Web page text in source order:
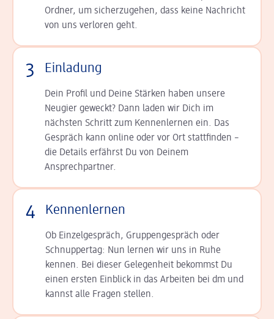
Ordner, um sicherzugehen, dass keine Nachricht
von uns verloren geht.
3 Einladung
Dein Profil und Deine Stär­ken haben unsere
Neugier geweckt? Dann laden wir Dich im
nächsten Schritt zum Kennen­lernen ein. Das
Gespräch kann online oder vor Ort statt­finden –
die Details er­fährst Du von Deinem
Ansprechpartner.
4 Kennenlernen
Ob Einzelgespräch, Grup­pen­gespräch oder
Schnup­per­tag: Nun lernen wir uns in Ruhe
kennen. Bei dieser Gelegenheit bekommst Du
einen ersten Einblick in das Arbeiten bei dm und
kannst alle Fragen stellen.